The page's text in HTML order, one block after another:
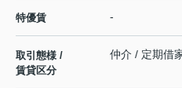
特優賃 -
取引態様 /
賃貸区分
仲介 / 定期借